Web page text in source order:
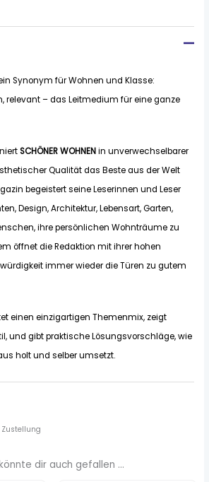
Synonym für Wohnen und Klasse:
relevant – das Leitmedium für eine ganze
SCHÖNER WOHNENin unverwechselbarer
Qualität das Beste aus der Welt
begeistert seine Leserinnen und Leser
Design, Architektur, Lebensart, Garten,
ihre persönlichen Wohnträume zu
öffnet die Redaktion mit ihrer hohen
immer wieder die Türen zu gutem
einen einzigartigen Themenmix, zeigt
und gibt praktische Lösungsvorschläge, wie
holt und selber umsetzt.
Zustellung
dir auch gefallen …